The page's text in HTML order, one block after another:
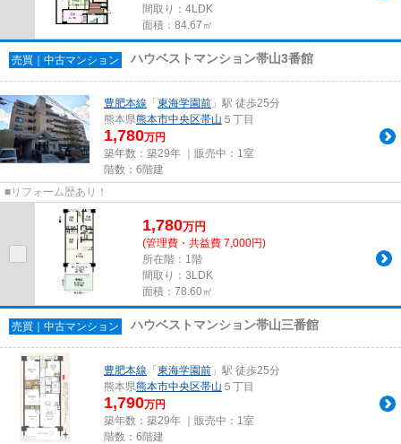
間取り：4LDK
面積：84.67㎡
売買｜中古マンション ハウベストマンション帯山3番館
豊肥本線 「 東海学園前 」駅 徒歩25分
熊本県熊本市中央区帯山 ５丁目
1,780万円
築年数：築29年 ｜販売中： 1室
階数：6階建
■リフォーム歴あり！
1,780万円
(管理費・共益費 7,000円)
所在階：1階
間取り：3LDK
面積：78.60㎡
売買｜中古マンション ハウベストマンション帯山三番館
豊肥本線 「 東海学園前 」駅 徒歩25分
熊本県熊本市中央区帯山 ５丁目
1,790万円
築年数：築29年 ｜販売中： 1室
階数：6階建